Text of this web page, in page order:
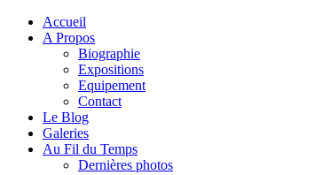
Accueil
A Propos
Biographie
Expositions
Equipement
Contact
Le Blog
Galeries
Au Fil du Temps
Dernières photos